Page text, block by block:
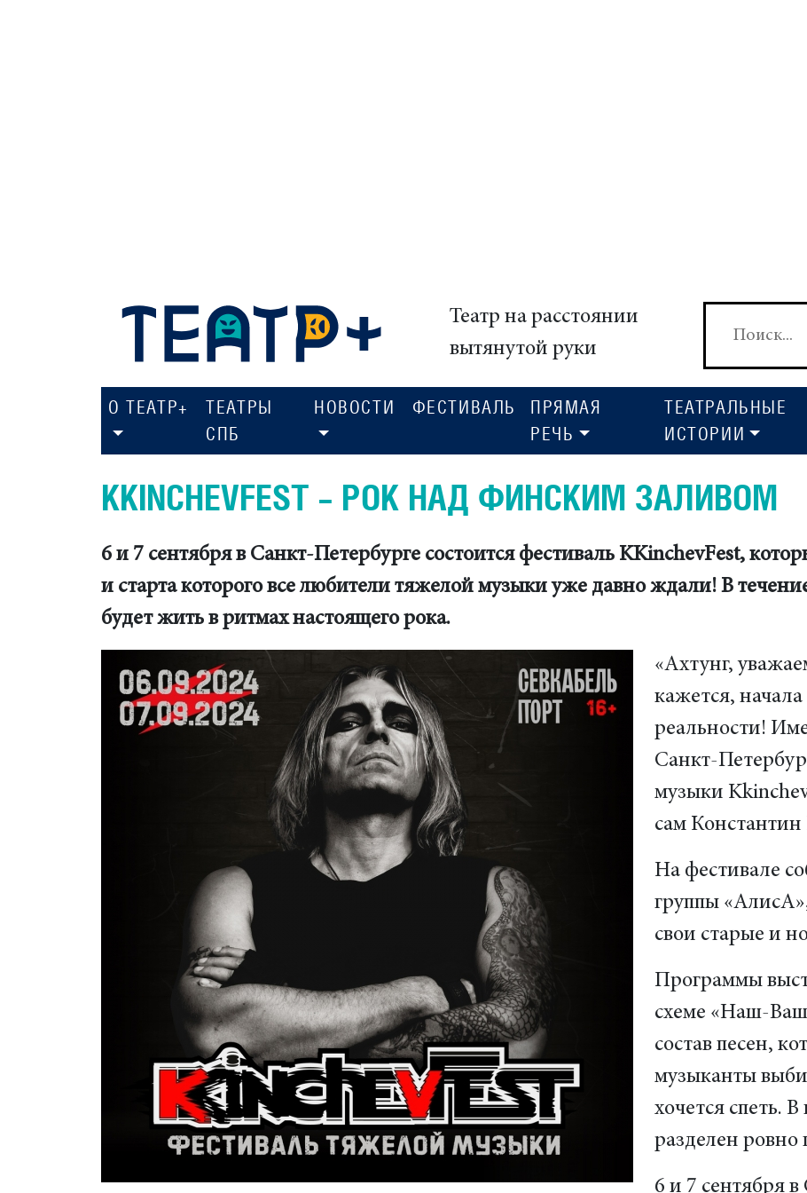
Театр на расстоянии
вытянутой руки
О ТЕАТР+
ТЕАТРЫ
СПБ
НОВОСТИ ФЕСТИВАЛЬ
ПРЯМАЯ
РЕЧЬ
ТЕАТРАЛЬНЫЕ
ИСТОРИИ
ККINCHEVFEST – РОК НАД ФИНСКИМ ЗАЛИВОМ
6 и 7 сентября в Санкт-Петербурге состоится фестиваль KKinchevFest,
и старта которого все любители тяжелой музыки уже давно ждали! В
будет жить в ритмах настоящего рока.
«Ахтунг,
кажется,
реальности!
Санкт-
музыки
сам
На фестивале
группы
свои старые и
Программы
схеме «Наш-Ваш
состав песен,
музыканты
хочется спеть.
разделен ровно
6 и 7 сентября